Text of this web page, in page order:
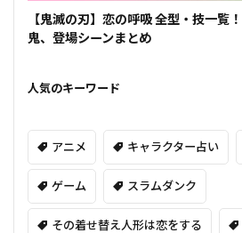
【鬼滅の刃】恋の呼吸 全型・技一覧
鬼、登場シーンまとめ
人気のキーワード
アニメ キャラクター占い
ゲーム スラムダンク
その着せ替え人形は恋をする